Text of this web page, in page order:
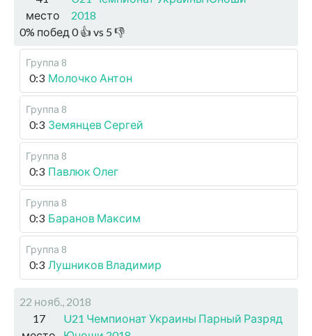
место
2018
0% побед 0👍 vs 5 👎
Группа 8
0:3 Молочко Антон
Группа 8
0:3 Земянцев Сергей
Группа 8
0:3 Павлюк Олег
Группа 8
0:3 Баранов Максим
Группа 8
0:3 Лушников Владимир
22 нояб., 2018
17
U21 Чемпионат Украины Парный Разряд